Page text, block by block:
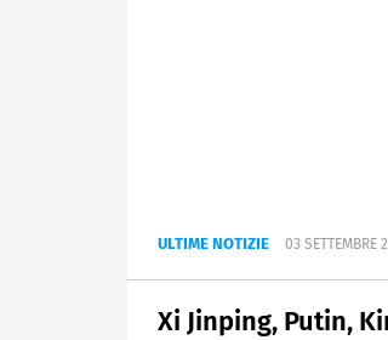
ULTIME NOTIZIE 03 SETTEMBRE
Xi Jinping, Putin,